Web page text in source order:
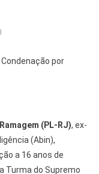
por
(PL-RJ), ex-
(Abin),
a 16 anos de
Turma do Supremo